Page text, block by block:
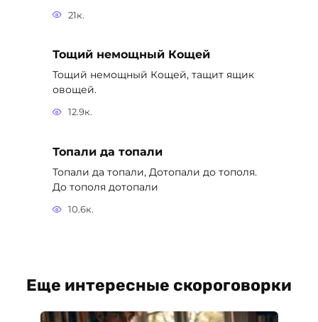
21к.
Тощий немощный Кощей
Тощий немощный Кощей, тащит ящик
овощей.
12.9к.
Топали да топали
Топали да топали, Дотопали до тополя.
До тополя дотопали
10.6к.
Еще интересные скороговорки